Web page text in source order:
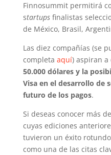
Finnosummit permitirá
startupsfinalistas
de México, Brasil,
Las diez compañías (se
completa aquí) aspiran
50.000 dólares y la
Visa en el desarrollo de
futuro de los pagos.
Si deseas conocer más
cuyas ediciones
tuvieron un éxito
como una de las citas